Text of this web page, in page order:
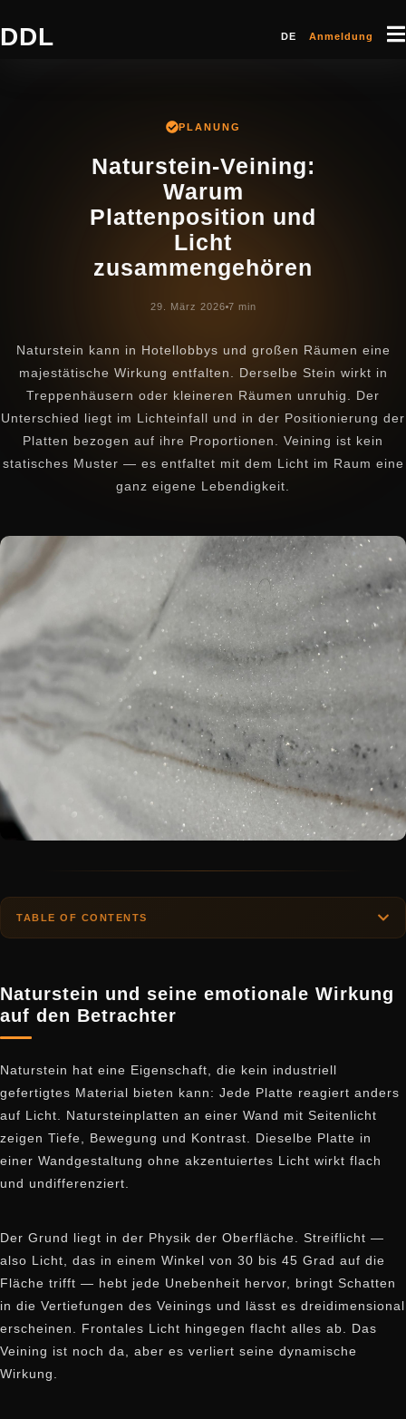
DDL DE Anmeldung
PLANUNG
Naturstein-Veining:
Warum
Plattenposition und
Licht
zusammengehören
29. März 2026 7 min
Naturstein kann in Hotellobbys und großen Räumen eine
majestätische Wirkung entfalten. Derselbe Stein wirkt in
Treppenhäusern oder kleineren Räumen unruhig. Der
Unterschied liegt im Lichteinfall und in der Positionierung der
Platten bezogen auf ihre Proportionen. Veining ist kein
statisches Muster — es entfaltet mit dem Licht im Raum eine
ganz eigene Lebendigkeit.
TABLE OF CONTENTS
Naturstein und seine emotionale Wirkung
auf den Betrachter
Naturstein hat eine Eigenschaft, die kein industriell
gefertigtes Material bieten kann: Jede Platte reagiert anders
auf Licht. Natursteinplatten an einer Wand mit Seitenlicht
zeigen Tiefe, Bewegung und Kontrast. Dieselbe Platte in
einer Wandgestaltung ohne akzentuiertes Licht wirkt flach
und undifferenziert.
Der Grund liegt in der Physik der Oberfläche. Streiflicht —
also Licht, das in einem Winkel von 30 bis 45 Grad auf die
Fläche trifft — hebt jede Unebenheit hervor, bringt Schatten
in die Vertiefungen des Veinings und lässt es dreidimensional
erscheinen. Frontales Licht hingegen flacht alles ab. Das
Veining ist noch da, aber es verliert seine dynamische
Wirkung.